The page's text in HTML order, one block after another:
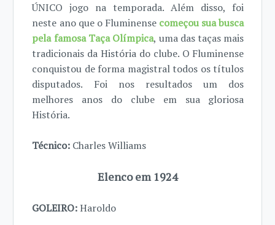
ÚNICO jogo na temporada. Além disso, foi
neste ano que o Fluminense começou sua busca
pela famosa Taça Olímpica, uma das taças mais
tradicionais da História do clube. O Fluminense
conquistou de forma magistral todos os títulos
disputados. Foi nos resultados um dos
melhores anos do clube em sua gloriosa
História.
Técnico: Charles Williams
Elenco em 1924
GOLEIRO:Haroldo